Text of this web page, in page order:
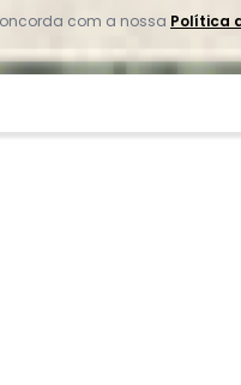
com a nossa Política